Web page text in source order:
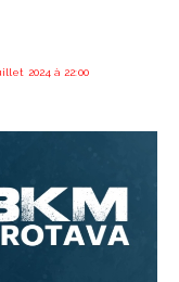
2024 à 22:00